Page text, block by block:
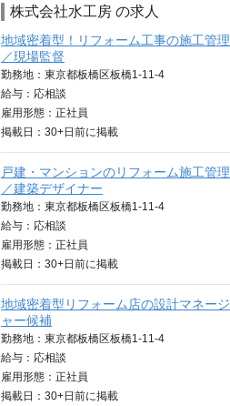
株式会社水工房 の求人
地域密着型！リフォーム工事の施工管理
／現場監督
勤務地：東京都板橋区板橋1-11-4
給与： 応相談
雇用形態：正社員
掲載日： 30+日 前に掲載
戸建・マンションのリフォーム施工管理
／建築デザイナー
勤務地：東京都板橋区板橋1-11-4
給与： 応相談
雇用形態：正社員
掲載日： 30+日 前に掲載
地域密着型リフォーム店の設計マネージ
ャー候補
勤務地：東京都板橋区板橋1-11-4
給与： 応相談
雇用形態：正社員
掲載日： 30+日 前に掲載